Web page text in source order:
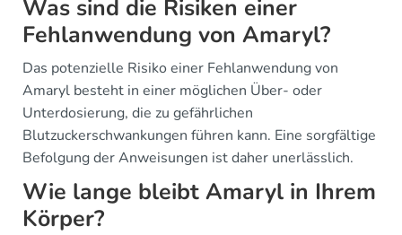
Was sind die Risiken einer
Fehlanwendung von Amaryl?
Das potenzielle Risiko einer Fehlanwendung von
Amaryl besteht in einer möglichen Über- oder
Unterdosierung, die zu gefährlichen
Blutzuckerschwankungen führen kann. Eine sorgfältige
Befolgung der Anweisungen ist daher unerlässlich.
Wie lange bleibt Amaryl in Ihrem
Körper?